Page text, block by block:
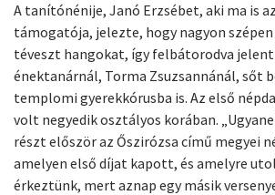
A tanítónénije, Janó Erzsébet, aki ma is
támogatója, jelezte, hogy nagyon
téveszt hangokat, így felbátorodva
énektanárnál, Torma Zsuzsannánál, sőt
templomi gyerekkórusba is. Az első
volt negyedik osztályos korában.
részt először az Őszirózsa című megyei
amelyen első díjat kapott, és amelyre
érkeztünk, mert aznap egy másik